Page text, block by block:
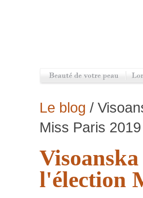
Le blog /
Miss Paris 2019
l'élection